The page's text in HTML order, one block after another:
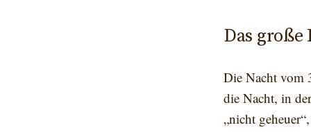
Das
Die Nacht vom
die Nacht, in
„nicht